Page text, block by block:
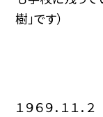
樹」です）
１９６９．１１．２